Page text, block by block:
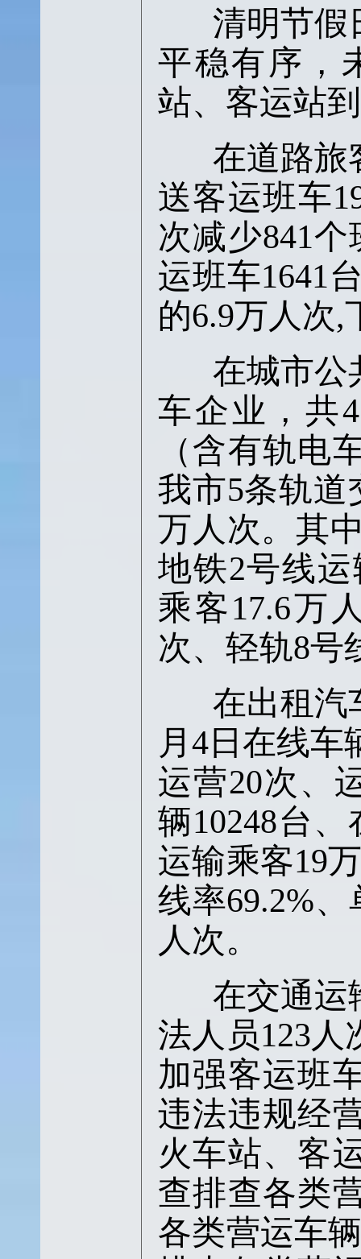
清明节假
平稳有序，
站、客运站
在道路旅
送客运班车
次减少841
运班车1641
的6.9万人次,
在城市公
车企业，共
（含有轨电
我市5条轨道
万人次。其
地铁2号线
乘客17.6万
次、轻轨8号
在出租汽
月4日在线车
运营20次、
辆10248台
运输乘客19
线率69.2%
人次。
在交通运
法人员123人
加强客运班
违法违规经
火车站、客
查排查各类
各类营运车